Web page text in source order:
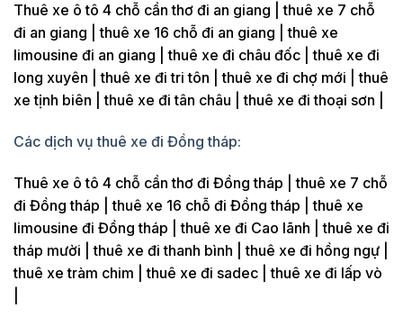
Thuê xe ô tô 4 chỗ cần thơ đi an giang | thuê xe 7 chỗ
đi an giang | thuê xe 16 chỗ đi an giang | thuê xe
limousine đi an giang | thuê xe đi châu đốc | thuê xe đi
long xuyên | thuê xe đi tri tôn | thuê xe đi chợ mới | thuê
xe tịnh biên | thuê xe đi tân châu | thuê xe đi thoại sơn |
Các dịch vụ thuê xe đi Đồng tháp:
Thuê xe ô tô 4 chỗ cần thơ đi Đồng tháp | thuê xe 7 chỗ
đi Đồng tháp | thuê xe 16 chỗ đi Đồng tháp | thuê xe
limousine đi Đồng tháp | thuê xe đi Cao lãnh | thuê xe đi
tháp mười | thuê xe đi thanh bình | thuê xe đi hồng ngự |
thuê xe tràm chim | thuê xe đi sadec | thuê xe đi lấp vò